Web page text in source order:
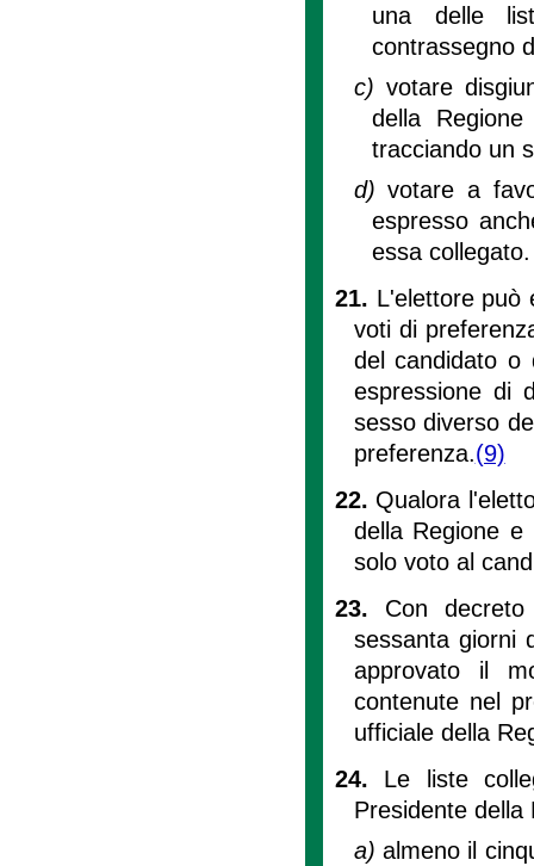
una delle
contrassegno
c) votare
della
tracciando un
d)votare a
espresso
essa collegato.
21. L'elettore può
voti di
del candidato o
espressione di
sesso diverso
preferenza.(9)
22. Qualora
della Regione
solo voto al
23. Con
sessanta giorni
approvato il
contenute nel
ufficiale della
24. Le liste
Presidente della
a) almeno il